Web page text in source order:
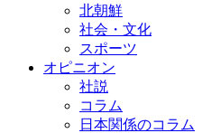
北朝鮮
社会・文化
スポーツ
オピニオン
社説
コラム
日本関係のコラム